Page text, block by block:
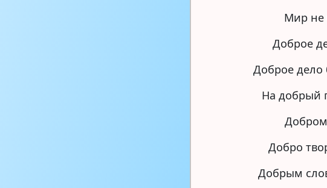
Мир не
Доброе
Доброе дело
На добрый
Добро
Добрым